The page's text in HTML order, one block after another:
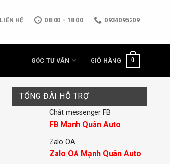
LIÊN HỆ 08:00 - 18:00 0934095209
GÓC TƯ VẤN GIỎ HÀNG 0
TỔNG ĐÀI HỖ TRỢ
Chát messenger FB
FB Mạnh Quân Auto
Zalo OA
Zalo OA Mạnh Quân Auto